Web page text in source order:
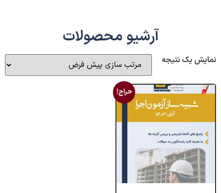
آرشیو محصولات
نمایش یک نتیجه
حراج!